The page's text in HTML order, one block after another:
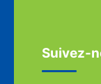
Suivez-